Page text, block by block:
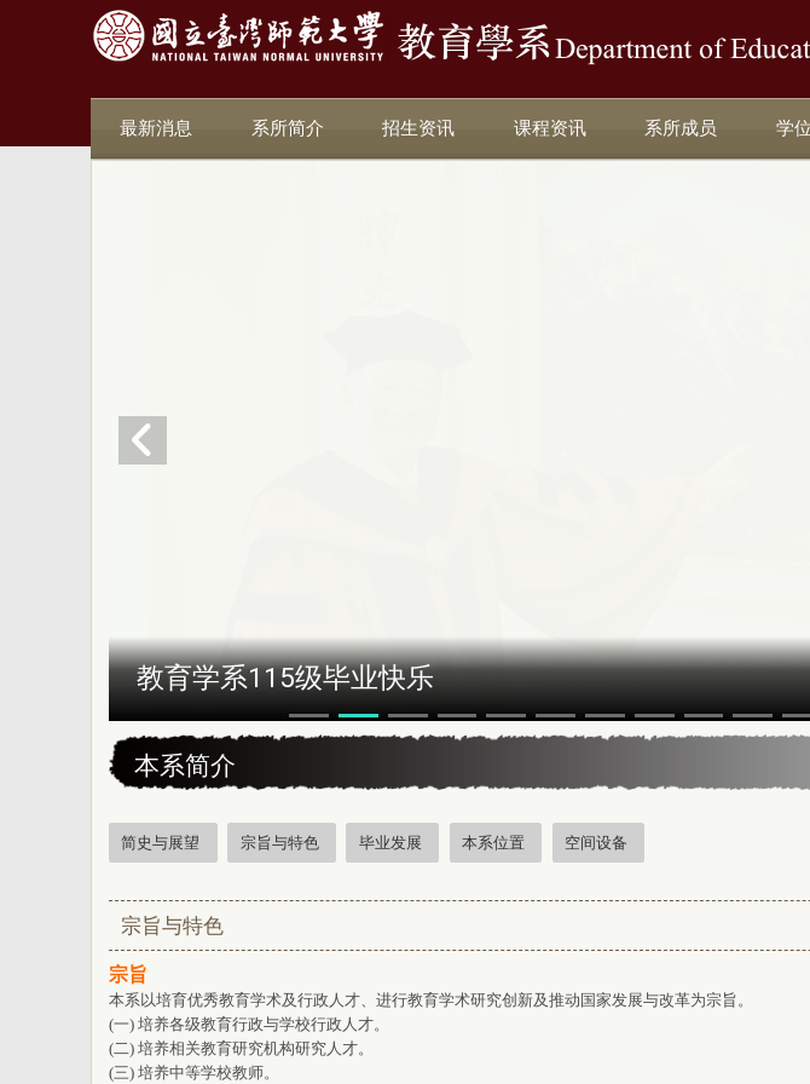
最新消息 系所简介 招生资讯 课程资讯 系所成员 学
恭贺本系所友黄昆辉先生荣获2025年13届星云教育奖
本系简介
简史与展望 宗旨与特色 毕业发展 本系位置 空间设备
宗旨与特色
宗旨
本系以培育优秀教育学术及行政人才、进行教育学术研究创新及推动国家发展与改革为宗旨。
(一) 培养各级教育行政与学校行政人才。
(二) 培养相关教育研究机构研究人才。
(三) 培养中等学校教师。